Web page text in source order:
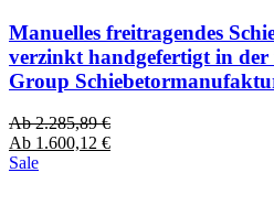
Manuelles freitragendes
verzinkt handgefertigt in der
Group
Ab2.285,89€
Ab 1.600,12 €
Sale